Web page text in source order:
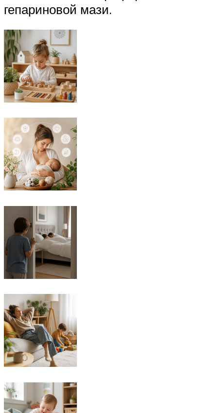
гепариновой мази.